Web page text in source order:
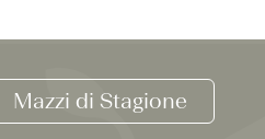
Mazzi di Stagione